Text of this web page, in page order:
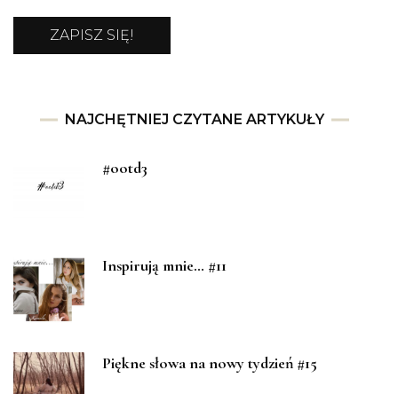
NAJCHĘTNIEJ CZYTANE ARTYKUŁY
#ootd3
Inspirują mnie… #11
Piękne słowa na nowy tydzień #15